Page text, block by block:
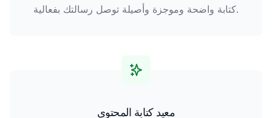
كتابة واضحة وموجزة وأصيلة توصل رسالتك بفعالية.
معيد كتابة المحتوى